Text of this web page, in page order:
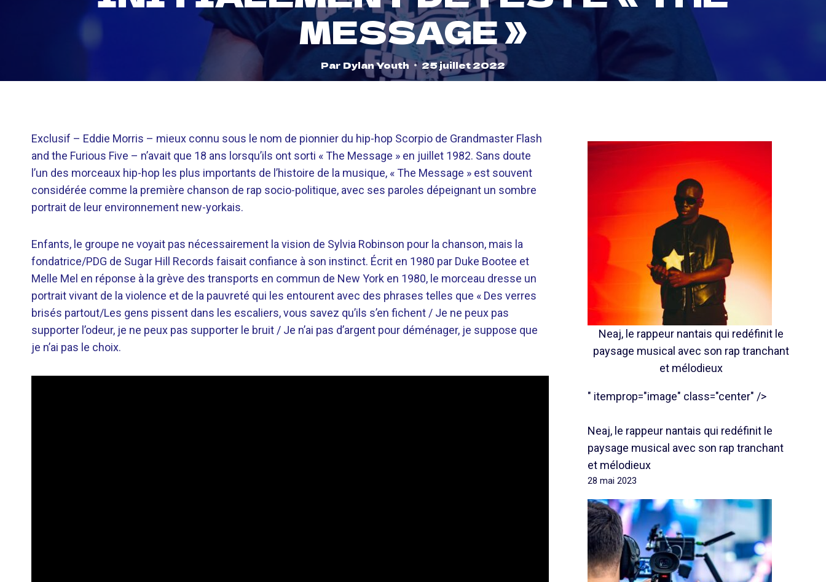
MESSAGE »
Par Dylan Youth 25 juillet 2022
Exclusif – Eddie Morris – mieux connu sous le nom de pionnier du hip-hop Scorpio de Grandmaster Flash
and the Furious Five – n’avait que 18 ans lorsqu’ils ont sorti « The Message » en juillet 1982. Sans doute
l’un des morceaux hip-hop les plus importants de l’histoire de la musique, « The Message » est souvent
considérée comme la première chanson de rap socio-politique, avec ses paroles dépeignant un sombre
portrait de leur environnement new-yorkais.
Enfants, le groupe ne voyait pas nécessairement la vision de Sylvia Robinson pour la chanson, mais la
fondatrice/PDG de Sugar Hill Records faisait confiance à son instinct. Écrit en 1980 par Duke Bootee et
Melle Mel en réponse à la grève des transports en commun de New York en 1980, le morceau dresse un
portrait vivant de la violence et de la pauvreté qui les entourent avec des phrases telles que « Des verres
brisés partout/Les gens pissent dans les escaliers, vous savez qu’ils s’en fichent / Je ne peux pas
supporter l’odeur, je ne peux pas supporter le bruit / Je n’ai pas d’argent pour déménager, je suppose que
je n’ai pas le choix.
Neaj, le rappeur nantais qui redéfinit le
paysage musical avec son rap tranchant
et mélodieux
" itemprop="image" class="center" />
Neaj, le rappeur nantais qui redéfinit le
paysage musical avec son rap tranchant
et mélodieux
28 mai 2023